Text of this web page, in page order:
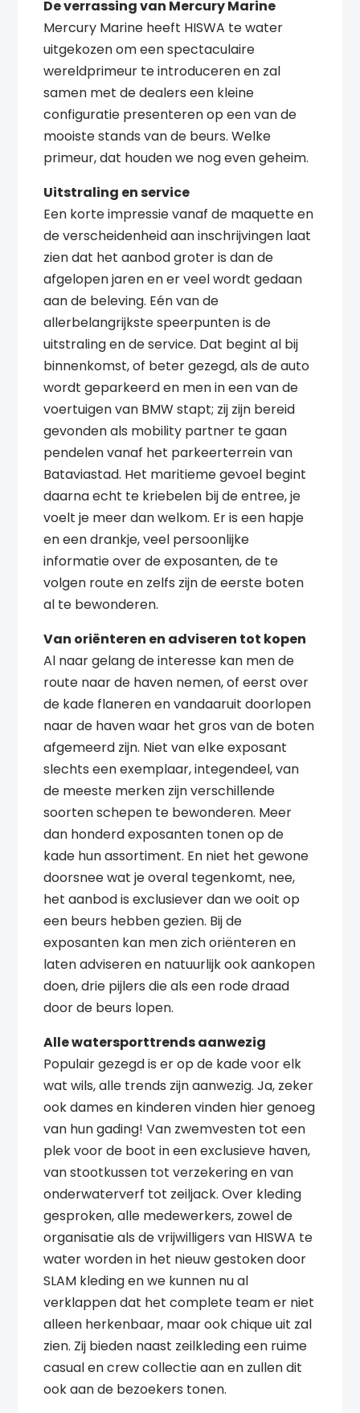
De verrassing van Mercury Marine
Mercury Marine heeft HISWA te water
uitgekozen om een spectaculaire
wereldprimeur te introduceren en zal
samen met de dealers een kleine
configuratie presenteren op een van de
mooiste stands van de beurs. Welke
primeur, dat houden we nog even geheim.
Uitstraling en service
Een korte impressie vanaf de maquette en
de verscheidenheid aan inschrijvingen laat
zien dat het aanbod groter is dan de
afgelopen jaren en er veel wordt gedaan
aan de beleving. Eén van de
allerbelangrijkste speerpunten is de
uitstraling en de service. Dat begint al bij
binnenkomst, of beter gezegd, als de auto
wordt geparkeerd en men in een van de
voertuigen van BMW stapt; zij zijn bereid
gevonden als mobility partner te gaan
pendelen vanaf het parkeerterrein van
Bataviastad. Het maritieme gevoel begint
daarna echt te kriebelen bij de entree, je
voelt je meer dan welkom. Er is een hapje
en een drankje, veel persoonlijke
informatie over de exposanten, de te
volgen route en zelfs zijn de eerste boten
al te bewonderen.
Van oriënteren en adviseren tot kopen
Al naar gelang de interesse kan men de
route naar de haven nemen, of eerst over
de kade flaneren en vandaaruit doorlopen
naar de haven waar het gros van de boten
afgemeerd zijn. Niet van elke exposant
slechts een exemplaar, integendeel, van
de meeste merken zijn verschillende
soorten schepen te bewonderen. Meer
dan honderd exposanten tonen op de
kade hun assortiment. En niet het gewone
doorsnee wat je overal tegenkomt, nee,
het aanbod is exclusiever dan we ooit op
een beurs hebben gezien. Bij de
exposanten kan men zich oriënteren en
laten adviseren en natuurlijk ook aankopen
doen, drie pijlers die als een rode draad
door de beurs lopen.
Alle watersporttrends aanwezig
Populair gezegd is er op de kade voor elk
wat wils, alle trends zijn aanwezig. Ja, zeker
ook dames en kinderen vinden hier genoeg
van hun gading! Van zwemvesten tot een
plek voor de boot in een exclusieve haven,
van stootkussen tot verzekering en van
onderwaterverf tot zeiljack. Over kleding
gesproken, alle medewerkers, zowel de
organisatie als de vrijwilligers van HISWA te
water worden in het nieuw gestoken door
SLAM kleding en we kunnen nu al
verklappen dat het complete team er niet
alleen herkenbaar, maar ook chique uit zal
zien. Zij bieden naast zeilkleding een ruime
casual en crew collectie aan en zullen dit
ook aan de bezoekers tonen.